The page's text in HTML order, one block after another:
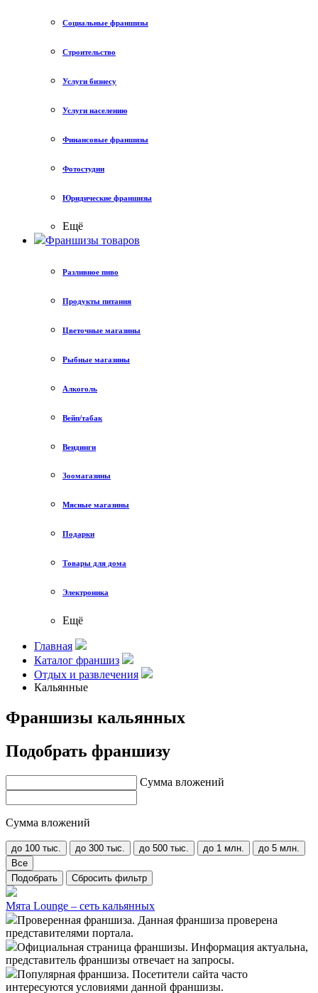
Социальные франшизы
Строительство
Услуги бизнесу
Услуги населению
Финансовые франшизы
Фотостудии
Юридические франшизы
Ещё
Франшизы товаров
Разливное пиво
Продукты питания
Цветочные магазины
Рыбные магазины
Алкоголь
Вейп/табак
Вендинги
Зоомагазины
Мясные магазины
Подарки
Товары для дома
Электроника
Ещё
Главная
Каталог франшиз
Отдых и развлечения
Кальянные
Франшизы кальянных
Подобрать франшизу
Сумма вложений
Сумма вложений
до 100 тыс. до 300 тыс. до 500 тыс. до 1 млн.
до 5 млн.
Все
Подобрать
Сбросить фильтр
Мята Lounge – сеть кальянных
Проверенная франшиза. Данная франшиза проверена
представителями портала.
Официальная страница франшизы. Информация актуальна,
представитель франшизы отвечает на запросы.
Популярная франшиза. Посетители сайта часто
интересуются условиями данной франшизы.